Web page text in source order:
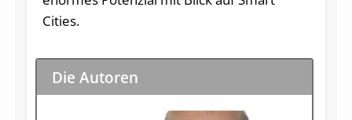
Cities.
Die Autoren